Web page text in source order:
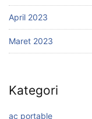
April 2023
Maret 2023
Kategori
ac portable